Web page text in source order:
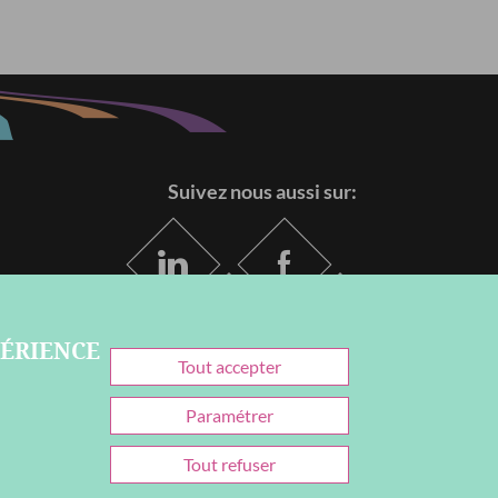
Suivez nous aussi sur:
de confidentialité Mention légales & Crédits Plan du site
Tout accepter
Paramétrer
Tout refuser
Withdraw
consent